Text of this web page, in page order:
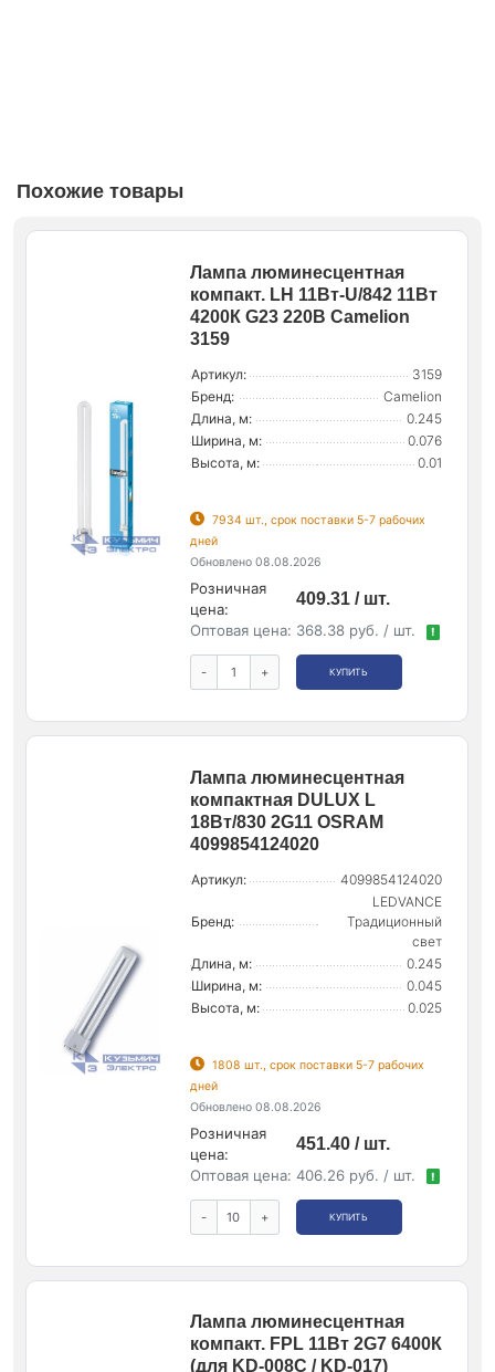
Похожие товары
Лампа люминесцентная
компакт. LH 11Вт-U/842 11Вт
4200К G23 220В Camelion
3159
Артикул:
3159
Бренд:
Camelion
Длина, м:
0.245
Ширина, м:
0.076
Высота, м:
0.01
7934 шт., срок поставки 5-7 рабочих
дней
Обновлено 08.08.2026
Розничная
цена:
409.31 / шт.
Оптовая цена: 368.38 руб. / шт. !
- + КУПИТЬ
Лампа люминесцентная
компактная DULUX L
18Вт/830 2G11 OSRAM
4099854124020
Артикул: 4099854124020
Бренд:
LEDVANCE
Традиционный
свет
Длина, м:
0.245
Ширина, м:
0.045
Высота, м:
0.025
1808 шт., срок поставки 5-7 рабочих
дней
Обновлено 08.08.2026
Розничная
цена:
451.40 / шт.
Оптовая цена: 406.26 руб. / шт. !
- + КУПИТЬ
Лампа люминесцентная
компакт. FPL 11Вт 2G7 6400К
(для KD-008C / KD-017)